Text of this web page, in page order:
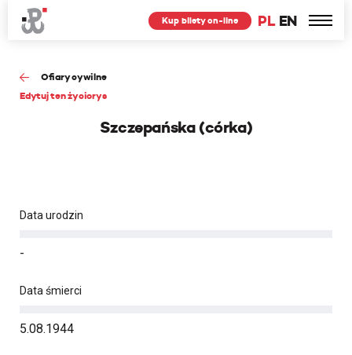
PL EN
Kup bilety on-line
Ofiary cywilne
Edytuj ten życiorys
Szczepańska (córka)
Data urodzin
-
Data śmierci
5.08.1944